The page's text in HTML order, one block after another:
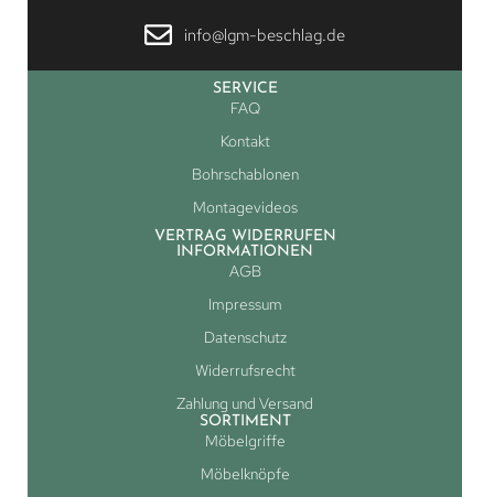
info@lgm-beschlag.de
SERVICE
FAQ
Kontakt
Bohrschablonen
Montagevideos
VERTRAG WIDERRUFEN
INFORMATIONEN
AGB
Impressum
Datenschutz
Widerrufsrecht
Zahlung und Versand
SORTIMENT
Möbelgriffe
Möbelknöpfe